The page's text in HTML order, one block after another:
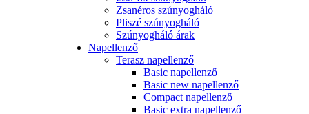
Zsanéros szúnyogháló
Pliszé szúnyogháló
Szúnyogháló árak
Napellenző
Terasz napellenző
Basic napellenző
Basic new napellenző
Compact napellenző
Basic extra napellenző